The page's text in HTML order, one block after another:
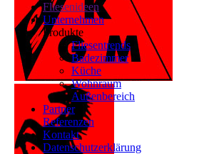
Fliesenideen
Unternehmen
Produkte
Fliesentrends
Badezimmer
Küche
Wohnraum
Außenbereich
Partner
Referenzen
Kontakt
Datenschutzerklärung